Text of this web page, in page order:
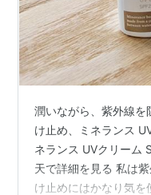
潤いながら、紫外線
け止め、ミネランス
ネランス UVクリーム
天で詳細を見る 私は
け止めにはかなり気を